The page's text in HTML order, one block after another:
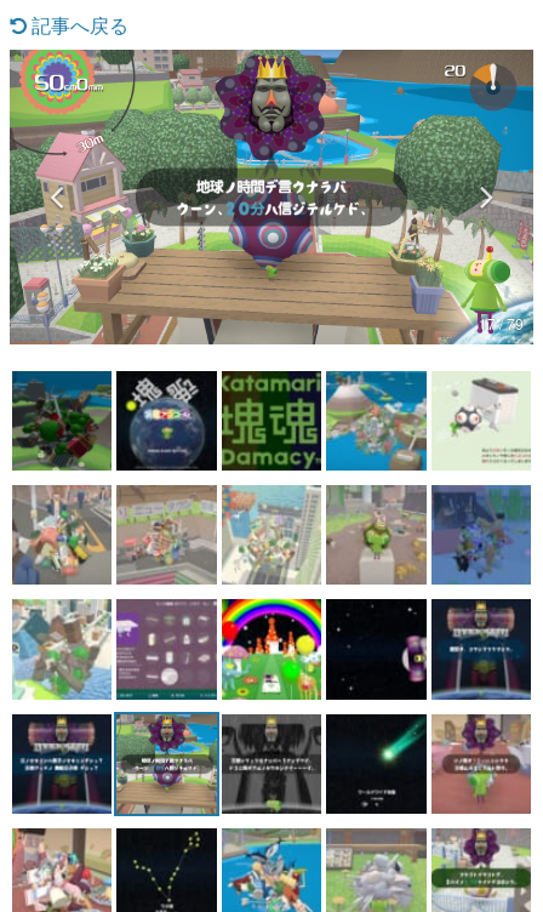
特集記事
マンガ
女性向け
アプリレビュー
その他
電ファミニコゲーマーとは？
運営：株式会社マレ
記事へ戻る
17 / 79